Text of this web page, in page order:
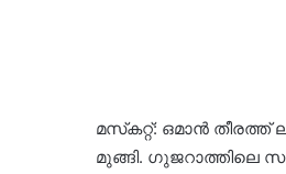
മസ്‌കറ്റ്: ഒമാൻ
മുങ്ങി. ഗുജറാത്തിലെ